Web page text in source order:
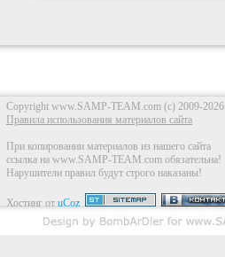
Copyright www.SAMP-TEAM.com (c) 2009-2026
Правила использования материалов сайта
При копировании материалов из нашего сайта
ссылка на www.SAMP-TEAM.com обязательна!
Нарушители правил будут строго наказаны!
Хостинг от uCoz